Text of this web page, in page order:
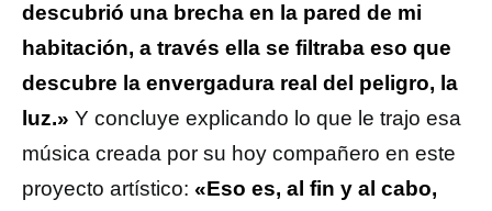
descubrió una brecha en la pared de mi
habitación, a través ella se filtraba eso que
descubre la envergadura real del peligro, la
luz.» Y concluye explicando lo que le trajo esa
música creada por su hoy compañero en este
proyecto artístico: «Eso es, al fin y al cabo,